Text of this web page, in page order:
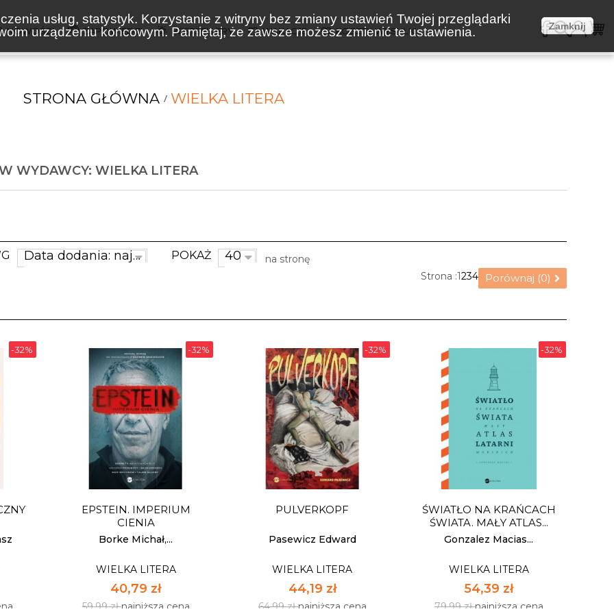
usług, statystyk. Korzystanie z witryny bez zmiany ustawień Twojej przeglądarki
urządzeniu końcowym. Pamiętaj, że zawsze możesz zmienić te ustawienia.
Zamknij
NOWOŚCI ZAPOWIEDZI BESTSELLERY WAKACJE KOSZTY WYSYŁKI
STRONA GŁÓWNA WIELKA LITERA
WYDAWCY: WIELKA LITERA
Data dodania: najnowsze POKAŻ 40 na stronę
Porównaj (0)
Strona :1234
-32% -32%
EPSTEIN. IMPERIUM
CIENIA
Borke Michał,...
WIELKA LITERA
40,79 zł
59,99 złnajniższa cena
-32%
PULVERKOPF
Pasewicz Edward
WIELKA LITERA
44,19 zł
64,99 złnajniższa cena
-32%
ŚWIATŁO NA KRAŃCACH
ŚWIATA. MAŁY ATLAS...
Gonzalez Macias...
WIELKA LITERA
54,39 zł
79,99 złnajniższa cena